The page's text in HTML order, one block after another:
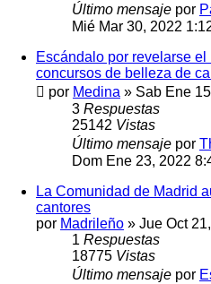
Último mensaje por
Mié Mar 30, 2022
Escándalo por revelarse
concursos de belleza de
por Medina » Sab Ene
3 Respuestas
25142 Vistas
Último mensaje por
Dom Ene 23, 2022
La Comunidad de Madrid
cantores
por Madrileño » Jue Oct
1 Respuestas
18775 Vistas
Último mensaje por